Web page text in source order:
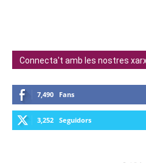
Connecta't amb les nostres
7,490 Fans
3,252 Seguidors